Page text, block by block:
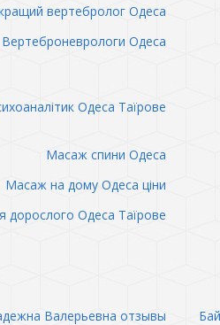
вертебролог Одеса
Вертеброневрологи Одеса
Одеса Таїрове
Масаж спини Одеса
Масаж на дому Одеса ціни
дорослого Одеса Таїрове
Валерьевна отзывы